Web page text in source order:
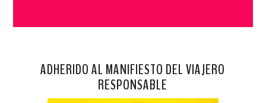
ADHERIDO AL MANIFIESTO DEL VIAJERO
RESPONSABLE